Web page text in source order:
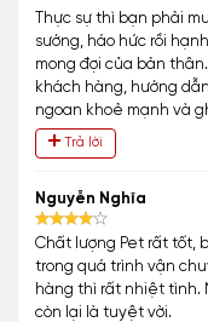
Thực sự thì bạn phải
sướng, háo hức rồi
mong đợi của bản
khách hàng, hướng
ngoan khoẻ mạnh và
Trả lời
Nguyễn Nghĩa
Chất lượng Pet rất tốt,
trong quá trình vận
hàng thì rất nhiệt tình.
còn lại là tuyệt vời.